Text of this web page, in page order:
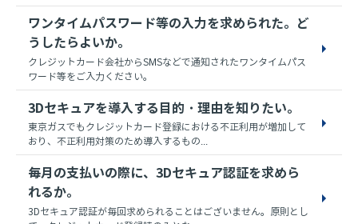
ワンタイムパスワード等の入力を求められた。ど
うしたらよいか。
クレジットカード会社からSMSなどで通知されたワンタイムパス
ワード等をご入力ください。
3Dセキュアを導入する目的・理由を知りたい。
東京ガスでもクレジットカード登録における不正利用が増加して
おり、不正利用対策のため導入するもの...
毎月の支払いの際に、3Dセキュア認証を求めら
れるか。
3Dセキュア認証が毎回求められることはございません。原則とし